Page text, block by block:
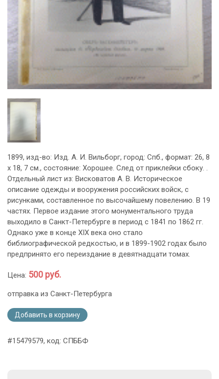
1899, изд-во: Изд. А. И. Вильборг, город: Спб., формат: 26, 8
х 18, 7 см., состояние: Хорошее. След от приклейки сбоку. .
Отдельный лист из: Висковатов А. В. Историческое
описание одежды и вооружения российских войск, с
рисунками, составленное по высочайшему повелению. В 19
частях. Первое издание этого монументального труда
выходило в Санкт-Петербурге в период с 1841 по 1862 гг.
Однако уже в конце XIX века оно стало
библиографической редкостью, и в 1899-1902 годах было
предпринято его переиздание в девятнадцати томах.
Цена: 500 руб.
отправка из Санкт-Петербурга
Добавить в корзину
#15479579, код: СПББФ